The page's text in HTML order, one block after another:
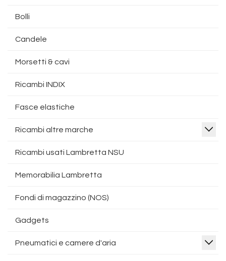
Bolli
Candele
Morsetti & cavi
Ricambi INDIX
Fasce elastiche
Ricambi altre marche
Ricambi usati Lambretta NSU
Memorabilia Lambretta
Fondi di magazzino (NOS)
Gadgets
Pneumatici e camere d'aria